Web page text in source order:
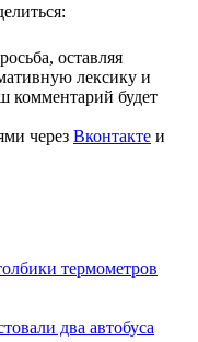
оставляя
лексику и
комментарий будет
через Вконтакте и
термометров
два автобуса